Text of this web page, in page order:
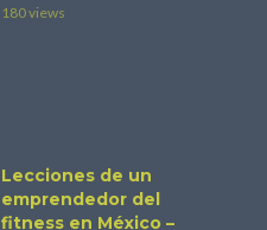
180 views
Lecciones de un
emprendedor del
fitness en México –